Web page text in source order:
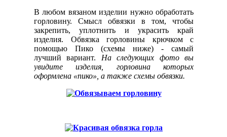
В любом вязаном изделии нужно обработать
горловину. Смысл обвязки в том, чтобы
закрепить, уплотнить и украсить край
изделия. Обвязка горловины крючком с
помощью Пико (схемы ниже) - самый
лучший вариант. На следующих фото вы
увидите изделия, горловина которых
оформлена «пико», а также схемы обвязки.